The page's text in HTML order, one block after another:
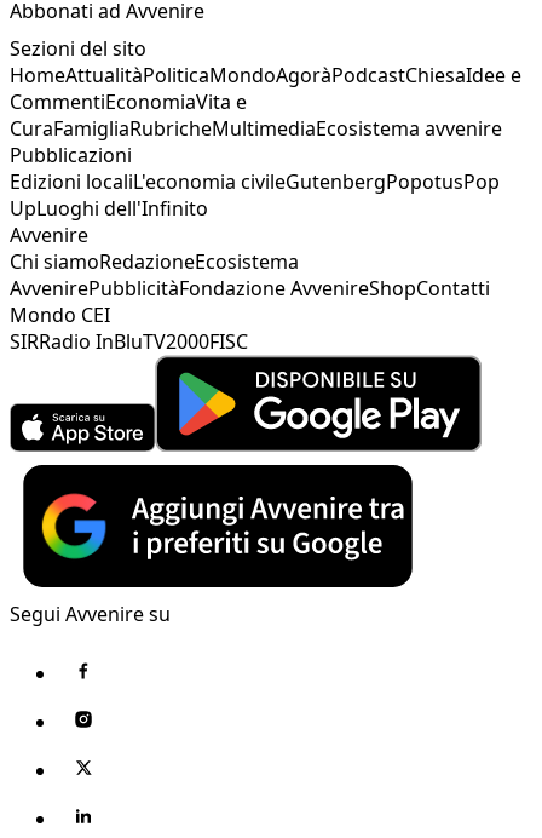
Abbonati ad Avvenire
Sezioni del sito
HomeAttualitàPoliticaMondoAgoràPodcastChiesaIdee e
CommentiEconomiaVita e
CuraFamigliaRubricheMultimediaEcosistema avvenire
Pubblicazioni
Edizioni localiL'economia civileGutenbergPopotusPop
UpLuoghi dell'Infinito
Avvenire
Chi siamoRedazioneEcosistema
AvvenirePubblicitàFondazione AvvenireShopContatti
Mondo CEI
SIRRadio InBluTV2000FISC
Segui Avvenire su